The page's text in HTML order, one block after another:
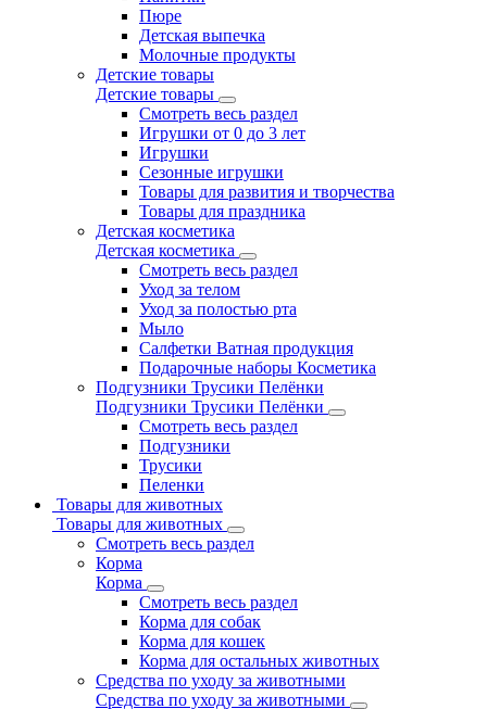
Пюре
Детская выпечка
Молочные продукты
Детские товары
Детские товары
Смотреть весь раздел
Игрушки от 0 до 3 лет
Игрушки
Сезонные игрушки
Товары для развития и творчества
Товары для праздника
Детская косметика
Детская косметика
Смотреть весь раздел
Уход за телом
Уход за полостью рта
Мыло
Салфетки Ватная продукция
Подарочные наборы Косметика
Подгузники Трусики Пелёнки
Подгузники Трусики Пелёнки
Смотреть весь раздел
Подгузники
Трусики
Пеленки
Товары для животных
Товары для животных
Смотреть весь раздел
Корма
Корма
Смотреть весь раздел
Корма для собак
Корма для кошек
Корма для остальных животных
Средства по уходу за животными
Средства по уходу за животными